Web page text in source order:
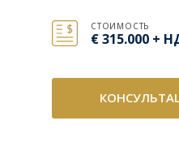
€ 315.000 +
СТОИМОСТЬ